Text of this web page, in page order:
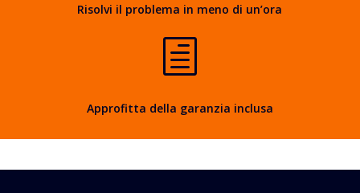
Risolvi il problema in meno di un’ora
h
Approfitta della garanzia inclusa